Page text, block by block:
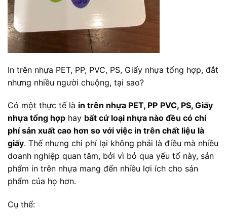
In trên nhựa PET, PP, PVC, PS, Giấy nhựa tổng hợp, đắt
nhưng nhiều người chuộng, tại sao?
Có một thực tế là in trên nhựa PET, PP PVC, PS, Giấy
nhựa tổng hợp hay bất cứ loại nhựa nào đều có chi
phí sản xuất cao hơn so với việc in trên chất liệu là
giấy. Thế nhưng chi phí lại không phải là điều mà nhiều
doanh nghiệp quan tâm, bởi vì bỏ qua yếu tố này, sản
phẩm in trên nhựa mang đến nhiều lợi ích cho sản
phẩm của họ hơn.
Cụ thể: